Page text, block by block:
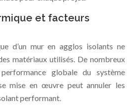
et facteurs
d’un mur en agglos isolants ne
matériaux utilisés. De nombreux
globale du système
mise en œuvre peut annuler les
performant.